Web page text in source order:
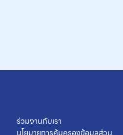
ร่วมงานกับเรา